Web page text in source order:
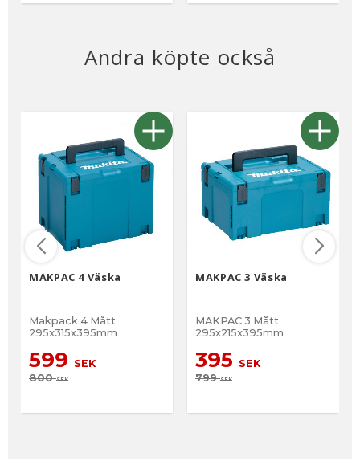
Andra köpte också
MAKPAC 4 Väska
Makpack 4 Mått
295x315x395mm
599 SEK
800SEK
MAKPAC 3 Väska
MAKPAC 3 Mått
295x215x395mm
395 SEK
799SEK